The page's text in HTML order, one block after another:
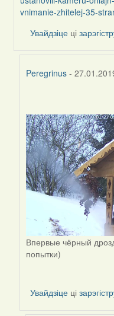
by
Feather
vnimanie-zhitelej-35-
Увайдзіце ці
Peregrinus -
to
by
Peregrinus
Впервые чёрный
попытки)
Увайдзіце ці